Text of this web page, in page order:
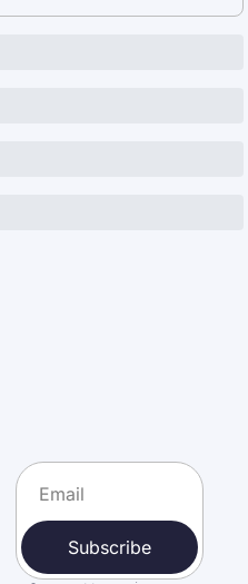
Subscribe